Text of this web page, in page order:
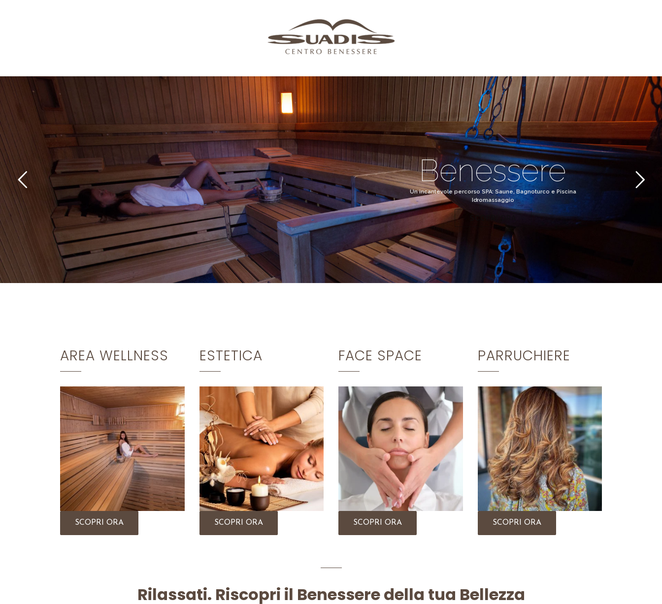
Benessere
Un incantevole percorso SPA: Saune, Bagnoturco e Piscina
Idromassaggio
AREA WELLNESS
SCOPRI ORA
ESTETICA
SCOPRI ORA
FACE SPACE
SCOPRI ORA
PARRUCHIERE
SCOPRI ORA
Rilassati. Riscopri il Benessere della tua Bellezza